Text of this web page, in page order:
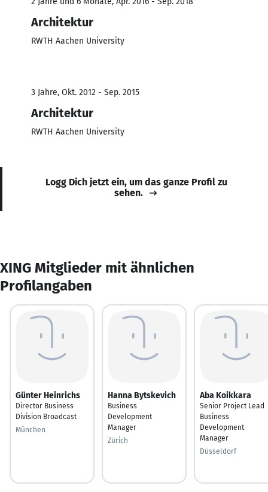
Architektur
RWTH Aachen University
3 Jahre, Okt. 2012 - Sep. 2015
Architektur
RWTH Aachen University
Logg Dich jetzt ein, um das ganze Profil zu
sehen.
XING Mitglieder mit ähnlichen
Profilangaben
Günter Heinrichs
Director Business
Division Broadcast
München
Hanna Bytskevich
Business
Development
Manager
Zürich
Aba Koikkara
Senior Project Lead
Business
Development
Manager
Düsseldorf